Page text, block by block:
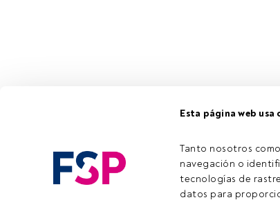
Esta página web usa
Tanto nosotros
navegación o
tecnologías de
datos para